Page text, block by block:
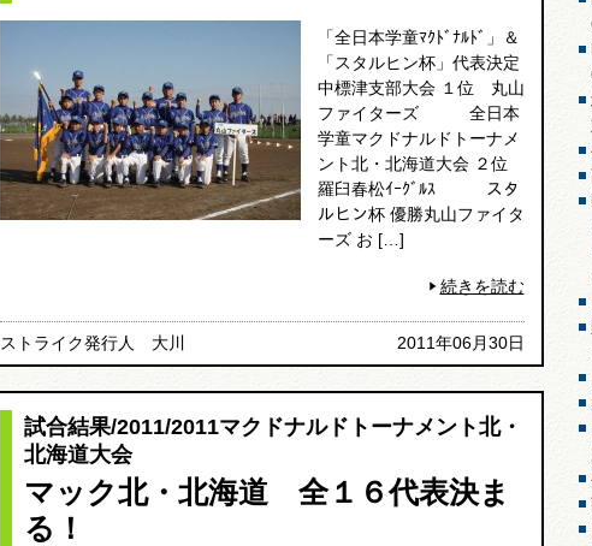
「全日本学童ﾏｸﾄﾞﾅﾙﾄﾞ」＆
「スタルヒン杯」代表決定
中標津支部大会 １位 丸山
ファイターズ 全日本
学童マクドナルドトーナメ
ント北・北海道大会 ２位
羅臼春松ｲｰｸﾞﾙｽ スタ
ルヒン杯 優勝丸山ファイタ
ーズ お […]
続きを読む
ストライク発行人 大川 2011年06月30日
試合結果/2011/2011マクドナルドトーナメント北・
北海道大会
マック北・北海道 全１６代表決ま
る！